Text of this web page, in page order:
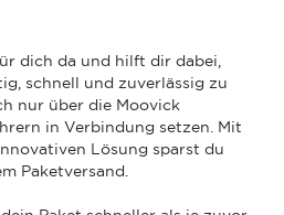
dich da und hilft dir dabei,
schnell und zuverlässig zu
nur über die Moovick
in Verbindung setzen. Mit
Lösung sparst du
Paketversand.